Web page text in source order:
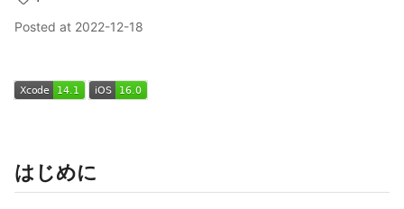
Posted at 2022-12-18
はじめに